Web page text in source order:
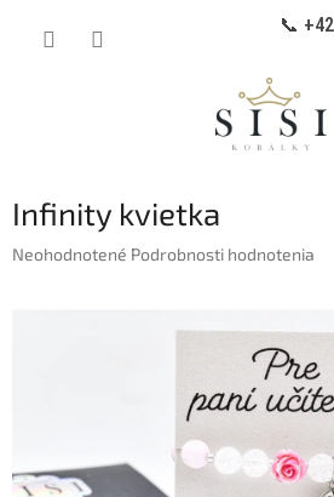
📞
Infinity kvietka
Priemerné
Neohodnotené Podrobnosti hodnotenia